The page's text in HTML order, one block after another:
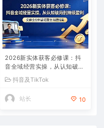
2026新实体获客必修课：抖
音全域经营实操，从认知破局
抖音及TikTok
站长 10